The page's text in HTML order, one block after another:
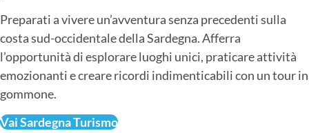
Preparati a vivere un’avventura senza precedenti sulla
costa sud-occidentale della Sardegna. Afferra
l’opportunità di esplorare luoghi unici, praticare attività
emozionanti e creare ricordi indimenticabili con un tour in
gommone.
Vai Sardegna Turismo